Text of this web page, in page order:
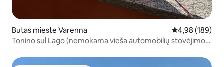
Butas mieste Varenna Vidutinis
4,98 (189)
Tonino sul Lago (nemokama vieša automobilių stovėjimo